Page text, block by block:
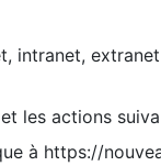
intranet,
les actions
à https://